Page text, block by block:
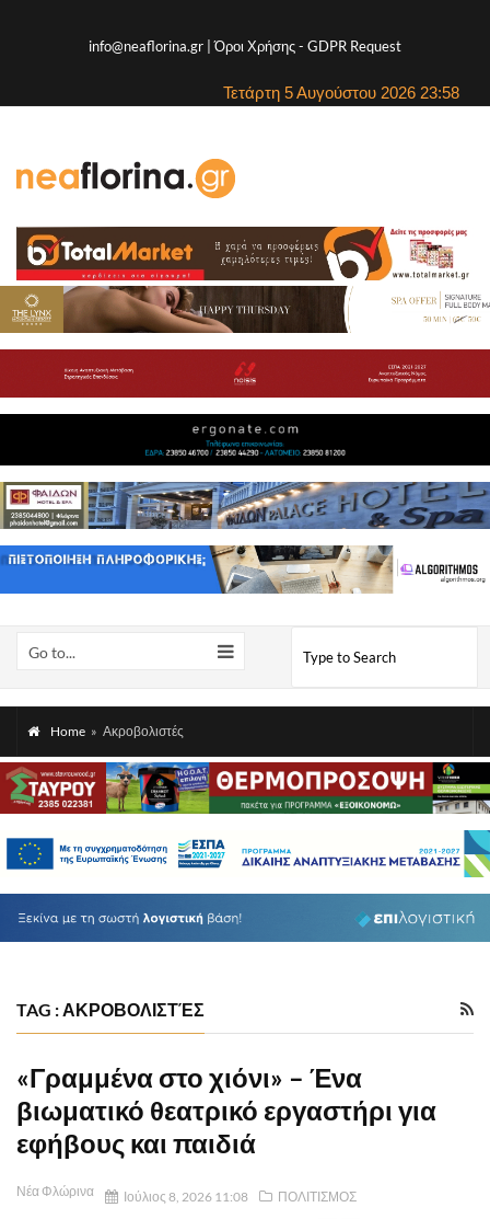
info@neaflorina.gr |Όροι Χρήσης- GDPR Request
Τετάρτη 5 Αυγούστου 2026 23:58
Go to...
Home » Ακροβολιστές
TAG : ΑΚΡΟΒΟΛΙΣΤΈΣ
«Γραμμένα στο χιόνι» – Ένα
βιωματικό θεατρικό εργαστήρι για
εφήβους και παιδιά
Νέα Φλώρινα Ιούλιος 8, 2026 11:08 ΠΟΛΙΤΙΣΜΟΣ